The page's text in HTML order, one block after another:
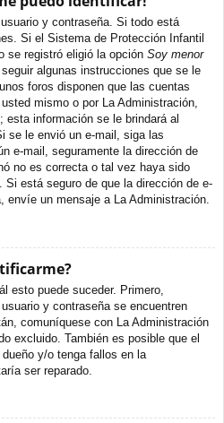
y contraseña. Si todo está
Si el Sistema de Protección Infantil
se registró eligió la opción Soy menor
algunas instrucciones que se le
foros disponen que las cuentas
mismo o por La Administración,
esta información se le brindará al
se le envió un e-mail, siga las
e-mail, seguramente la dirección de
no es correcta o tal vez haya sido
Si está seguro de que la dirección de e-
envíe un mensaje a La Administración.
esto puede suceder. Primero,
y contraseña se encuentren
comuníquese con La Administración
excluido. También es posible que el
y/o tenga fallos en la
ser reparado.